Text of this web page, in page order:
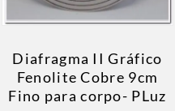
Diafragma II Gráfico
Fenolite Cobre 9cm
Fino para corpo- PLuz